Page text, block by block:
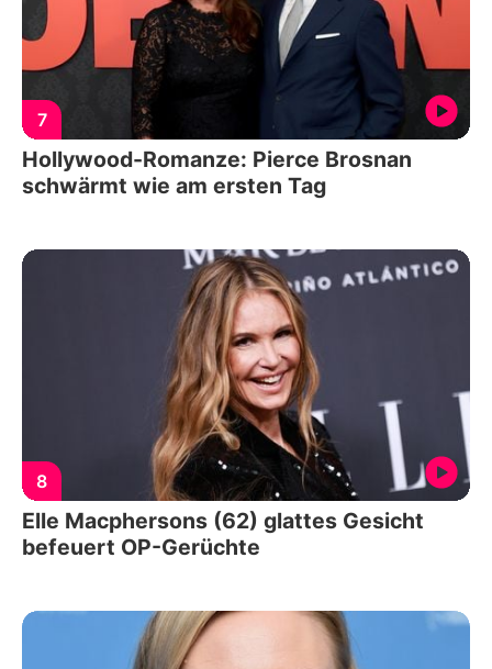
7
Hollywood-Romanze: Pierce Brosnan
schwärmt wie am ersten Tag
8
Elle Macphersons (62) glattes Gesicht
befeuert OP-Gerüchte